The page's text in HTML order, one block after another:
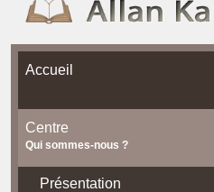
Accueil
Centre
Qui sommes-nous ?
Présentation